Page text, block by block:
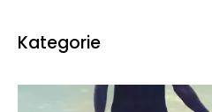
Kategorie